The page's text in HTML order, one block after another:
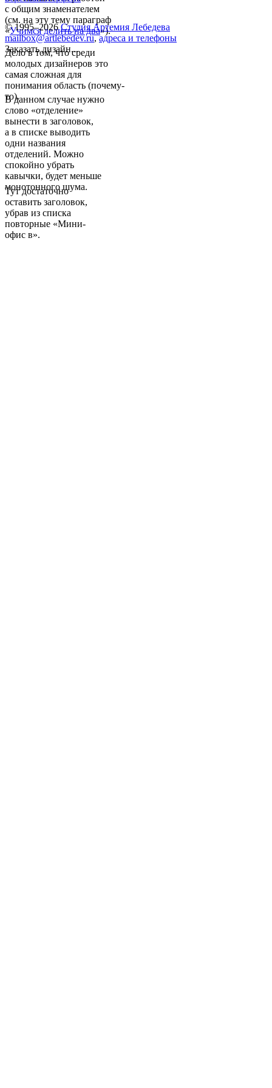
с общим знаменателем
(см. на эту тему параграф
«Учимся делить на два»).
Дело в том, что среди
молодых дизайнеров это
самая сложная для
понимания область (почему-
то).
В данном случае нужно
слово «отделение»
вынести в заголовок,
а в списке выводить
одни названия
отделений. Можно
спокойно убрать
кавычки, будет меньше
монотонного шума.
Тут достаточно
оставить заголовок,
убрав из списка
повторные «Мини-
офис в».
© 1995–2026 Студия Артемия Лебедева
mailbox@artlebedev.ru, адреса и телефоны
Заказать дизайн...